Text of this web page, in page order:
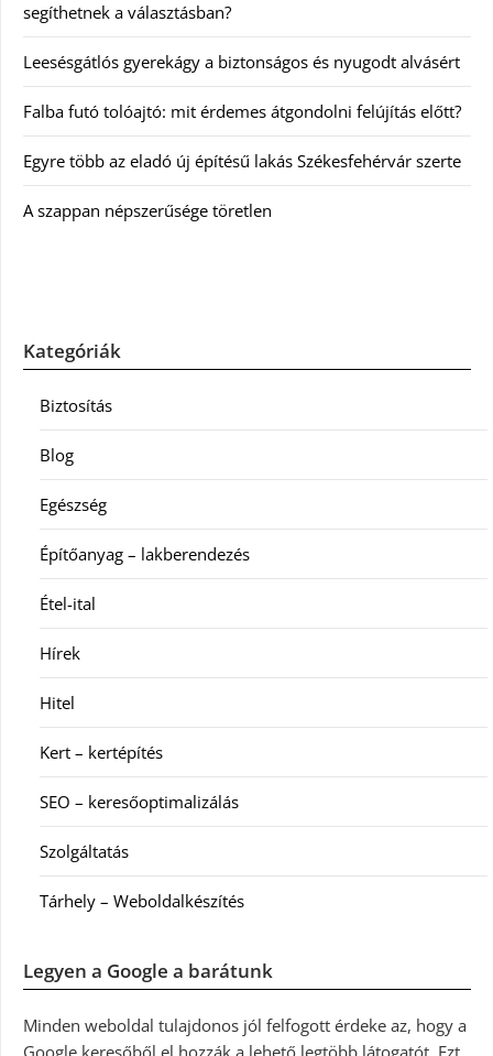
segíthetnek a választásban?
Leesésgátlós gyerekágy a biztonságos és nyugodt alvásért
Falba futó tolóajtó: mit érdemes átgondolni felújítás előtt?
Egyre több az eladó új építésű lakás Székesfehérvár szerte
A szappan népszerűsége töretlen
Kategóriák
Biztosítás
Blog
Egészség
Építőanyag – lakberendezés
Étel-ital
Hírek
Hitel
Kert – kertépítés
SEO – keresőoptimalizálás
Szolgáltatás
Tárhely – Weboldalkészítés
Legyen a Google a barátunk
Minden weboldal tulajdonos jól felfogott érdeke az, hogy a
Google keresőből el hozzák a lehető legtöbb látogatót. Ezt